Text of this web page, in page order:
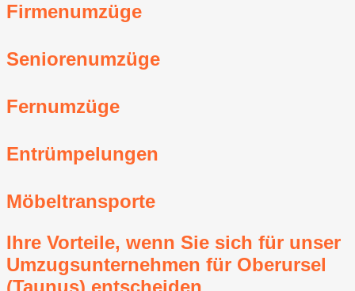
Firmenumzüge
Seniorenumzüge
Fernumzüge
Entrümpelungen
Möbeltransporte
Ihre Vorteile, wenn Sie sich für unser
Umzugsunternehmen für Oberursel
(Taunus) entscheiden